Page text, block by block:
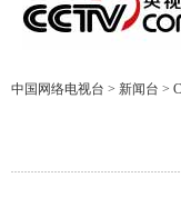
中国网络电视台 > 新闻台 >